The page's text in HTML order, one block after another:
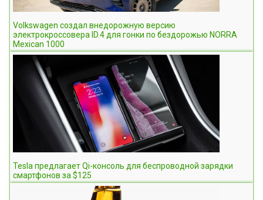
Volkswagen создал внедорожную версию
электрокроссовера ID.4 для гонки по бездорожью NORRA
Mexican 1000
Tesla предлагает Qi-консоль для беспроводной зарядки
смартфонов за $125